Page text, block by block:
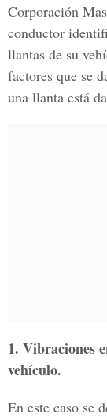
Corporación
conductor
llantas de su
factores que se
una llanta está
1. Vibraciones
vehículo.
En este caso se